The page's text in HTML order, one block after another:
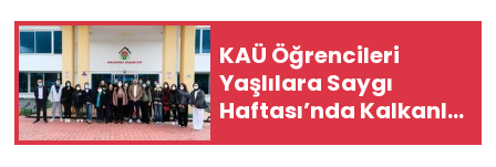
KAÜ Öğrencileri
Yaşlılara Saygı
Haftası’nda Kalkanlı
Yaşam Evi’ni ziyaret
TÜRKiYE
Video Galeri
YAŞAM